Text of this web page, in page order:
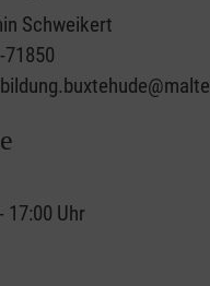
Schweikert
71850
17:00 Uhr